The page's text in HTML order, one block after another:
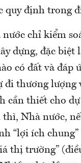
quy định trong
nước chỉ kiểm
dựng, đặc biệt
có đất và đáp
đi thương
cần thiết cho
Nhà nước,
“lợi ích
thị trường”